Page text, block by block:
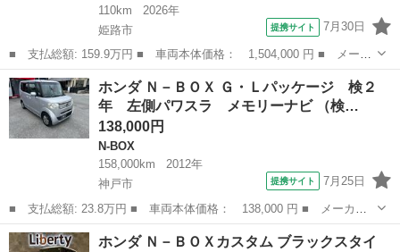
110km
2026年
姫路市
提携サイト 7月30日
■ 支払総額: 159.9万円 ■ 車両本体価格： 1,504,000 円 ■ メーカ
ー名： ホンダ ■ 車種名： Ｎ－ＢＯＸカスタム ■ グレード
名： ベースグレード 電動スライドドア バックカメラ 衝突軽
減 レーダーク...
兵庫 姫路市 N-BOX
ホンダ Ｎ－ＢＯＸ Ｇ・Ｌパッケージ 検２
年 左側パワスラ メモリーナビ （検…
138,000円
N-BOX
158,000km
2012年
神戸市
提携サイト 7月25日
■ 支払総額: 23.8万円 ■ 車両本体価格： 138,000 円 ■ メーカー
名： ホンダ ■ 車種名： Ｎ－ＢＯＸ ■ グレード名： Ｇ・Ｌパ
ッケージ 検２年 左側パワスラ メモリーナビ ■ 排気量： 660cc
兵庫 神戸市 N-BOX
ホンダ Ｎ－ＢＯＸカスタム ブラックスタイ